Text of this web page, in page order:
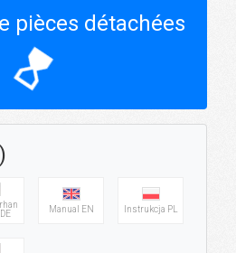
pièces détachées
hourglass_top
Manual EN Instrukcja PL